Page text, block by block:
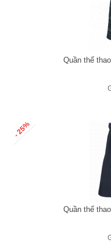
Quần thể
- 25%
Quần thể